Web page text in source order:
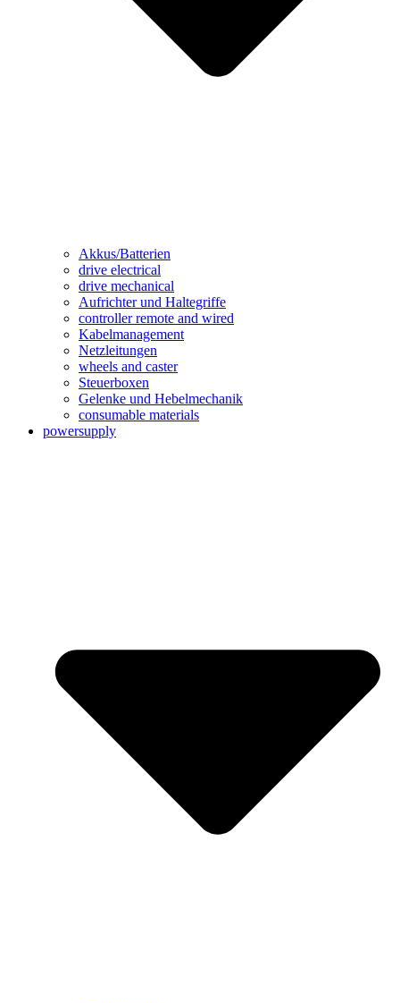
Akkus/Batterien
drive electrical
drive mechanical
Aufrichter und Haltegriffe
controller remote and wired
Kabelmanagement
Netzleitungen
wheels and caster
Steuerboxen
Gelenke und Hebelmechanik
consumable materials
powersupply